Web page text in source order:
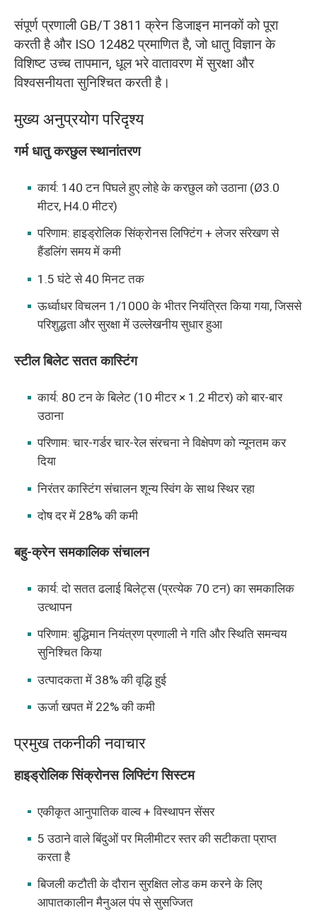
संपूर्ण प्रणाली GB/T 3811 क्रेन डिजाइन मानकों को पूरा
करती है और ISO 12482 प्रमाणित है, जो धातु विज्ञान के
विशिष्ट उच्च तापमान, धूल भरे वातावरण में सुरक्षा और
विश्वसनीयता सुनिश्चित करती है।
मुख्य अनुप्रयोग परिदृश्य
गर्म धातु करछुल स्थानांतरण
कार्य: 140 टन पिघले हुए लोहे के करछुल को उठाना (Ø3.0
मीटर, H4.0 मीटर)
परिणाम: हाइड्रोलिक सिंक्रोनस लिफ्टिंग + लेजर संरेखण से
हैंडलिंग समय में कमी
1.5 घंटे से 40 मिनट तक
ऊर्ध्वाधर विचलन 1/1000 के भीतर नियंत्रित किया गया, जिससे
परिशुद्धता और सुरक्षा में उल्लेखनीय सुधार हुआ
स्टील बिलेट सतत कास्टिंग
कार्य: 80 टन के बिलेट (10 मीटर × 1.2 मीटर) को बार-बार
उठाना
परिणाम: चार-गर्डर चार-रेल संरचना ने विक्षेपण को न्यूनतम कर
दिया
निरंतर कास्टिंग संचालन शून्य स्विंग के साथ स्थिर रहा
दोष दर में 28% की कमी
बहु-क्रेन समकालिक संचालन
कार्य: दो सतत ढलाई बिलेट्स (प्रत्येक 70 टन) का समकालिक
उत्थापन
परिणाम: बुद्धिमान नियंत्रण प्रणाली ने गति और स्थिति समन्वय
सुनिश्चित किया
उत्पादकता में 38% की वृद्धि हुई
ऊर्जा खपत में 22% की कमी
प्रमुख तकनीकी नवाचार
हाइड्रोलिक सिंक्रोनस लिफ्टिंग सिस्टम
एकीकृत आनुपातिक वाल्व + विस्थापन सेंसर
5 उठाने वाले बिंदुओं पर मिलीमीटर स्तर की सटीकता प्राप्त
करता है
बिजली कटौती के दौरान सुरक्षित लोड कम करने के लिए
आपातकालीन मैनुअल पंप से सुसज्जित